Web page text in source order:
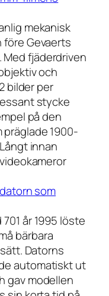
mekanisk
Gevaerts
Med fjäderdriven
och
bilder per
stycke
på den
präglade 1900-
innan
som
år 1995 löste
bärbara
Datorns
automatiskt ut
gav modellen